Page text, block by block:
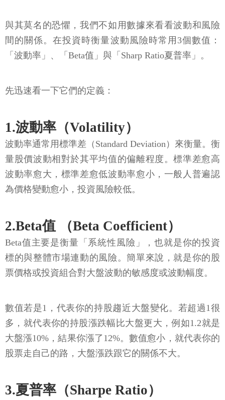
與其莫名的恐懼，我們不如用數據來看看波動和風險
間的關係。在投資時衡量波動風險時常用3個數值：
「波動率」、「Beta值」與「Sharp Ratio夏普率」。
先迅速看一下它們的定義：
1.波動率（Volatility）
波動率通常用標準差（Standard Deviation）來衡量。衡
量股價波動相對於其平均值的偏離程度。標準差愈高
波動率愈大，標準差愈低波動率愈小，一般人普遍認
為價格變動愈小，投資風險較低。
2.Beta值 （Beta Coefficient）
Beta值主要是衡量「系統性風險」，也就是你的投資
標的與整體市場連動的風險。簡單來說，就是你的股
票價格或投資組合對大盤波動的敏感度或波動幅度。
數值若是1，代表你的持股趨近大盤變化。若超過1很
多，就代表你的持股漲跌幅比大盤更大，例如1.2就是
大盤漲10%，結果你漲了12%。數值愈小，就代表你的
股票走自己的路，大盤漲跌跟它的關係不大。
3.夏普率（Sharpe Ratio）